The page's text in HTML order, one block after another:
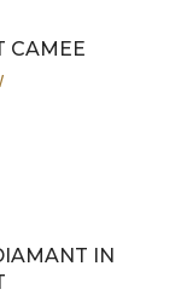
CAMEE
IN